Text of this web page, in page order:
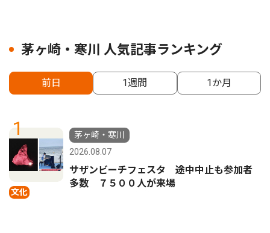
茅ヶ崎・寒川 人気記事ランキング
前日 1週間 1か月
1
文化
茅ヶ崎・寒川
2026.08.07
サザンビーチフェスタ 途中中止も参加者
多数 ７５００人が来場